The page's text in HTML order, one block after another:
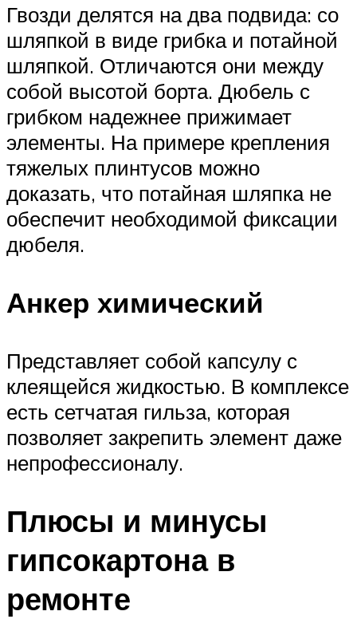
Гвозди делятся на два подвида: со
шляпкой в виде грибка и потайной
шляпкой. Отличаются они между
собой высотой борта. Дюбель с
грибком надежнее прижимает
элементы. На примере крепления
тяжелых плинтусов можно
доказать, что потайная шляпка не
обеспечит необходимой фиксации
дюбеля.
Анкер химический
Представляет собой капсулу с
клеящейся жидкостью. В комплексе
есть сетчатая гильза, которая
позволяет закрепить элемент даже
непрофессионалу.
Плюсы и минусы
гипсокартона в
ремонте